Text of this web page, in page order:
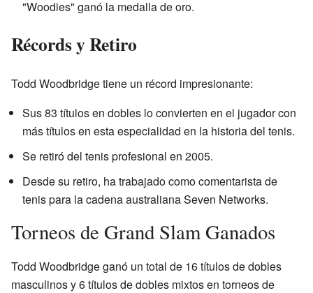
"Woodies" ganó la medalla de oro.
Récords y Retiro
Todd Woodbridge tiene un récord impresionante:
Sus 83 títulos en dobles lo convierten en el jugador con
más títulos en esta especialidad en la historia del tenis.
Se retiró del tenis profesional en 2005.
Desde su retiro, ha trabajado como comentarista de
tenis para la cadena australiana Seven Networks.
Torneos de Grand Slam Ganados
Todd Woodbridge ganó un total de 16 títulos de dobles
masculinos y 6 títulos de dobles mixtos en torneos de